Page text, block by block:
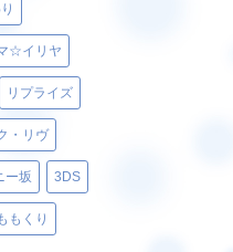
☆イリヤ
リプライズ
・リヴ
ー坂 3DS
もくり